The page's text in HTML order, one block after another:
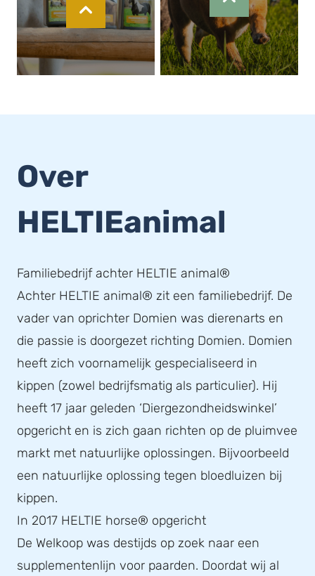
Over
HELTIEanimal
Familiebedrijf achter HELTIE animal®
Achter HELTIE animal® zit een familiebedrijf. De
vader van oprichter Domien was dierenarts en
die passie is doorgezet richting Domien. Domien
heeft zich voornamelijk gespecialiseerd in
kippen (zowel bedrijfsmatig als particulier). Hij
heeft 17 jaar geleden ‘Diergezondheidswinkel’
opgericht en is zich gaan richten op de pluimvee
markt met natuurlijke oplossingen. Bijvoorbeeld
een natuurlijke oplossing tegen bloedluizen bij
kippen.
In 2017 HELTIE horse® opgericht
De Welkoop was destijds op zoek naar een
supplementenlijn voor paarden. Doordat wij al